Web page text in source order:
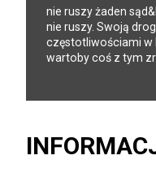
nie ruszy żaden
nie ruszy. Swoją
częstotliwościami w
wartoby coś z tym